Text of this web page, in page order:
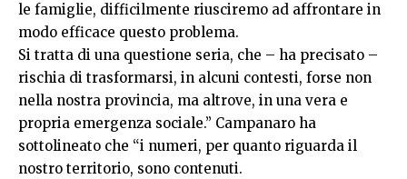
le famiglie, difficilmente riusciremo ad affrontare in
modo efficace questo problema.
Si tratta di una questione seria, che – ha precisato –
rischia di trasformarsi, in alcuni contesti, forse non
nella nostra provincia, ma altrove, in una vera e
propria emergenza sociale.” Campanaro ha
sottolineato che “i numeri, per quanto riguarda il
nostro territorio, sono contenuti.